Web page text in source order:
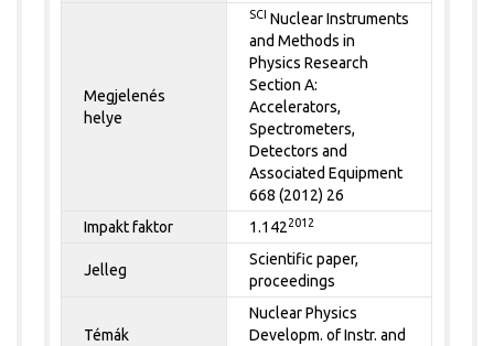
Megjelenés
helye
SCI Nuclear Instruments
and Methods in
Physics Research
Section A:
Accelerators,
Spectrometers,
Detectors and
Associated Equipment
668 (2012) 26
Impakt faktor
1.1422012
Jelleg
Scientific paper,
proceedings
Témák
Nuclear Physics
Developm. of Instr. and